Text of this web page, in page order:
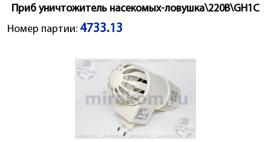
Приб уничтожитель насекомых-ловушка\220В\GH1C
Номер партии: 4733.13